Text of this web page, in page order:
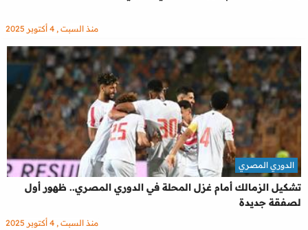
منذ السبت , 4 أكتوبر 2025
تشكيل الزمالك أمام غزل المحلة في الدوري المصري.. ظهور أول
لصفقة جديدة
الدوري المصري
منذ السبت , 4 أكتوبر 2025